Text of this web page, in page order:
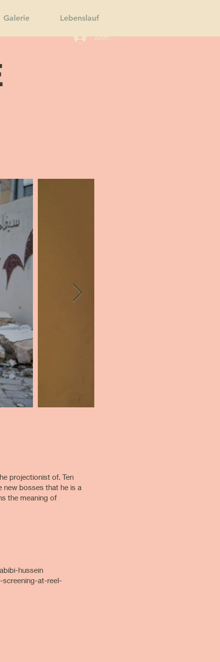
Galerie Lebenslauf
Anmelden
projectionist of. Ten
new bosses that he is a
the meaning of
hussein
at-reel-